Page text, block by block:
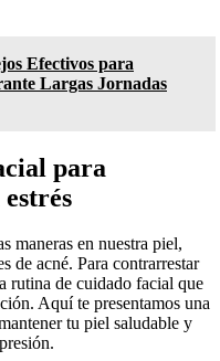
Efectivos para
Largas Jornadas
para
maneras en nuestra piel,
de acné. Para contrarrestar
rutina de cuidado facial que
Aquí te presentamos una
tu piel saludable y